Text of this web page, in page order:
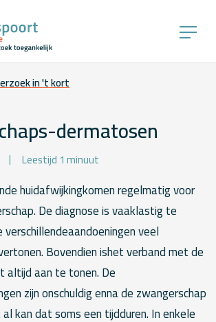
in 't kort
dermatosen
Leestijd 1 minuut
huidafwijkingkomen regelmatig voor
De diagnose is vaaklastig te
veel
Bovendien ishet verband met de
altijd aan te tonen. De
zijn onschuldig enna de zwangerschap
kan dat soms een tijdduren. In enkele